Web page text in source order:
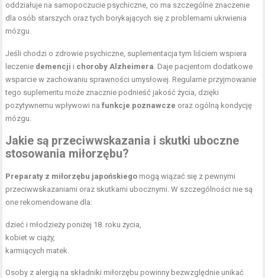
oddziałuje na samopoczucie psychiczne, co ma szczególne znaczenie
dla osób starszych oraz tych borykających się z problemami ukrwienia
mózgu.
Jeśli chodzi o zdrowie psychiczne, suplementacja tym liściem wspiera
leczenie demencji i choroby Alzheimera. Daje pacjentom dodatkowe
wsparcie w zachowaniu sprawności umysłowej. Regularne przyjmowanie
tego suplementu może znacznie podnieść jakość życia, dzięki
pozytywnemu wpływowi nafunkcje poznawcze oraz ogólną kondycję
mózgu.
Jakie są przeciwwskazania i skutki uboczne
stosowania miłorzębu?
Preparaty z miłorzębu japońskiego mogą wiązać się z pewnymi
przeciwwskazaniami oraz skutkami ubocznymi. W szczególności nie są
one rekomendowane dla:
dzieć i młodzieży poniżej 18. roku życia,
kobiet w ciąży,
karmiących matek.
Osoby z alergią na składniki miłorzębu powinny bezwzględnie unikać